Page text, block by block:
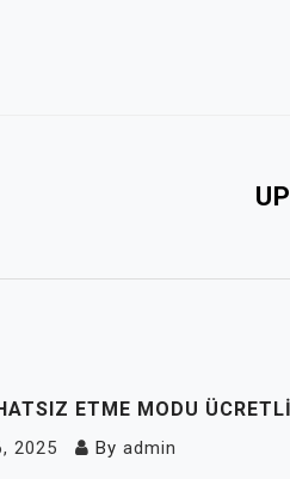
ETME MODU
2025 By admin